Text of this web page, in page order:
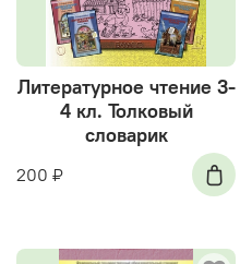
Литературное чтение 3-
4 кл. Толковый
словарик
200 ₽